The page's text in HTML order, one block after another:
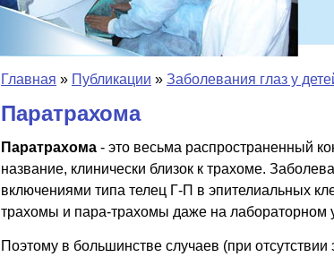
Главная » Публикации » Заболевания глаз у
Паратрахома
Паратрахома - это весьма распространенный
название, клинически близок к трахоме.
включениями типа телец Г-П в эпителиальных
трахомы и пара-трахомы даже на лабораторном
Поэтому в большинстве случаев (при